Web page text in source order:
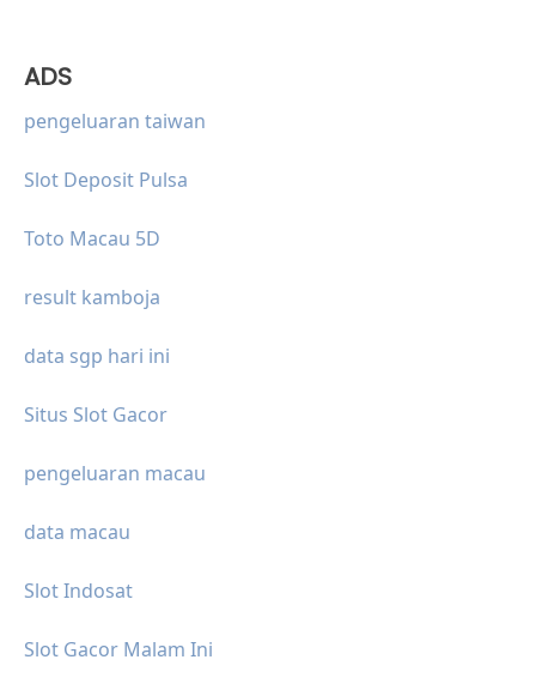
ADS
pengeluaran taiwan
Slot Deposit Pulsa
Toto Macau 5D
result kamboja
data sgp hari ini
Situs Slot Gacor
pengeluaran macau
data macau
Slot Indosat
Slot Gacor Malam Ini